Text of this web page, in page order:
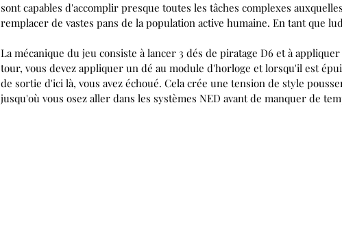
sont capables d'accomplir presque toutes les tâches complexes
remplacer de vastes pans de la population active humaine. En tant que
La mécanique du jeu consiste à lancer 3 dés de piratage D6 et à
tour, vous devez appliquer un dé au module d'horloge et lorsqu'il est
de sortie d'ici là, vous avez échoué. Cela crée une tension de style
jusqu'où vous osez aller dans les systèmes NED avant de manquer de